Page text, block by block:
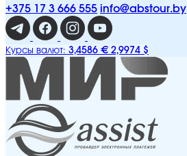
+375 17 3 666 555 info@abstour.by
Курсы валют: 3,4586 € 2,9974 $